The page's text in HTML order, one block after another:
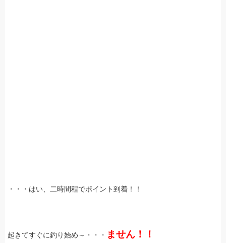
・・・はい、二時間程でポイント到着！！
起きてすぐに釣り始め～・・・ ません！！